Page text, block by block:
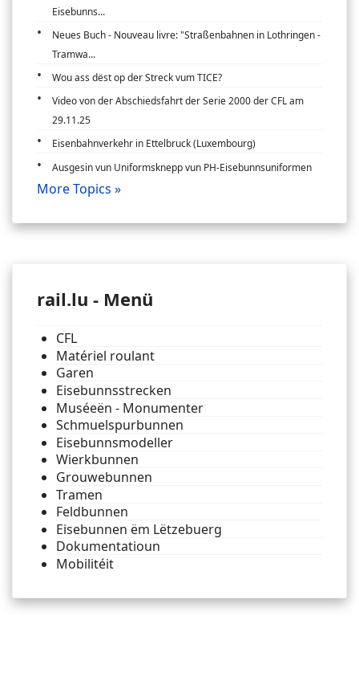
Eisebunns...
Neues Buch - Nouveau livre: "Straßenbahnen in Lothringen -
Tramwa...
Wou ass dëst op der Streck vum TICE?
Video von der Abschiedsfahrt der Serie 2000 der CFL am
29.11.25
Eisenbahnverkehr in Ettelbruck (Luxembourg)
Ausgesin vun Uniformsknepp vun PH-Eisebunnsuniformen
More Topics »
rail.lu - Menü
CFL
Matériel roulant
Garen
Eisebunnsstrecken
Muséeën - Monumenter
Schmuelspurbunnen
Eisebunnsmodeller
Wierkbunnen
Grouwebunnen
Tramen
Feldbunnen
Eisebunnen ëm Lëtzebuerg
Dokumentatioun
Mobilitéit